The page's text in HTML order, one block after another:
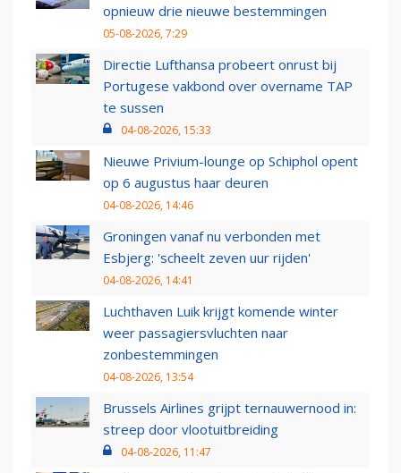
opnieuw drie nieuwe bestemmingen
05-08-2026, 7:29
Directie Lufthansa probeert onrust bij
Portugese vakbond over overname TAP
te sussen
04-08-2026, 15:33
Nieuwe Privium-lounge op Schiphol opent
op 6 augustus haar deuren
04-08-2026, 14:46
Groningen vanaf nu verbonden met
Esbjerg: 'scheelt zeven uur rijden'
04-08-2026, 14:41
Luchthaven Luik krijgt komende winter
weer passagiersvluchten naar
zonbestemmingen
04-08-2026, 13:54
Brussels Airlines grijpt ternauwernood in:
streep door vlootuitbreiding
04-08-2026, 11:47